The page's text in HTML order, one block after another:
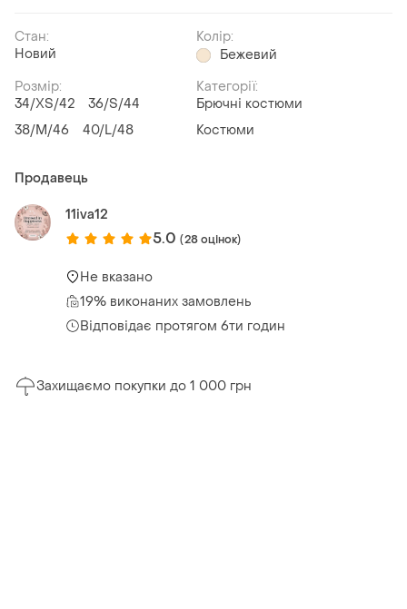
Стан:
Новий
Колір:
Бежевий
Розмір:
34/XS/42
36/S/44
38/M/46
40/L/48
Категорії:
Брючні костюми
Костюми
Продавець
11iva12
5.0 (28 оцінок)
Не вказано
19% виконаних замовлень
Відповідає протягом 6ти годин
Захищаємо покупки до 1 000 грн